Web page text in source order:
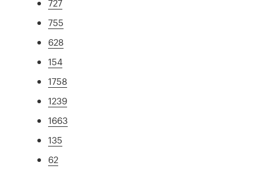
727
755
628
154
1758
1239
1663
135
62